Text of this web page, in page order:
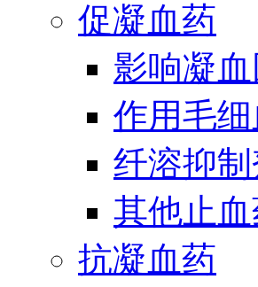
促凝血药
影响凝
作用毛
纤溶抑
其他止
抗凝血药